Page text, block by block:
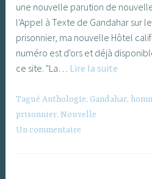
une nouvelle parution de
l'Appel à Texte de Gandahar sur
prisonnier, ma nouvelle Hôtel
numéro est d'ors et déjà
ce site. "La… Lire la suite
:
TaguéAnthologie, Gandahar,
prisonnier,Nouvelle
Un commentaire